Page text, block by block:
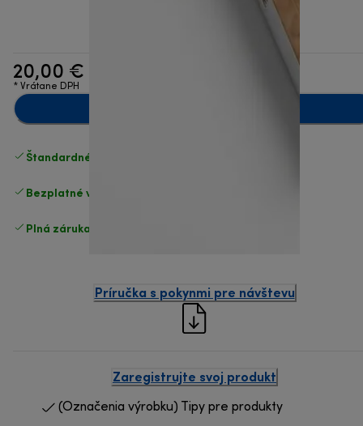
20,00 €
* Vrátane DPH
Štandardné bezplatné doručenie
Bezplatné vrátenie tovaru
Plná záruka výrobcu
Príručka s pokynmi pre návštevu
Zaregistrujte svoj produkt
(Označenia výrobku) Tipy pre produkty